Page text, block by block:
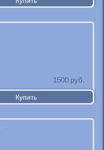
1500 руб.